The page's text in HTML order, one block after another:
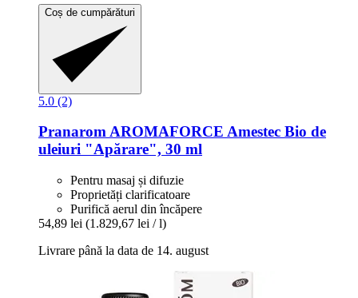
Coș de cumpărături
5.0 (2)
PranaromAROMAFORCE Amestec Bio de
uleiuri "Apărare", 30 ml
Pentru masaj și difuzie
Proprietăți clarificatoare
Purifică aerul din încăpere
54,89 lei (1.829,67 lei / l)
Livrare până la data de 14. august